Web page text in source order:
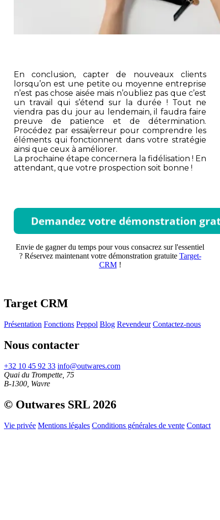
En conclusion, capter de nouveaux clients
lorsqu’on est une petite ou moyenne entreprise
n’est pas chose aisée mais n’oubliez pas que c’est
un travail qui s’étend sur la durée ! Tout ne
viendra pas du jour au lendemain, il faudra faire
preuve de patience et de détermination.
Procédez par essai/erreur pour comprendre les
éléments qui fonctionnent dans votre stratégie
ainsi que ceux à améliorer.
La prochaine étape concernera la fidélisation ! En
attendant, que votre prospection soit bonne !
Envie de gagner du temps pour vous consacrez sur l'essentiel
? Réservez maintenant votre démonstration gratuite Target-
CRM!
Target CRM
Présentation Fonctions Peppol Blog Revendeur Contactez-nous
Nous contacter
+32 10 45 92 33 info@outwares.com
Quai du Trompette, 75
B-1300, Wavre
© Outwares SRL 2026
Vie privée Mentions légales Conditions générales de vente Contact